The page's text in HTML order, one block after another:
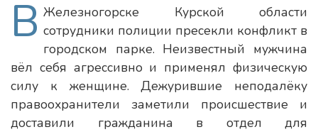
В Железногорске Курской области
сотрудники полиции пресекли конфликт в
городском парке. Неизвестный мужчина
вёл себя агрессивно и применял физическую
силу к женщине. Дежурившие неподалёку
правоохранители заметили происшествие и
доставили гражданина в отдел для